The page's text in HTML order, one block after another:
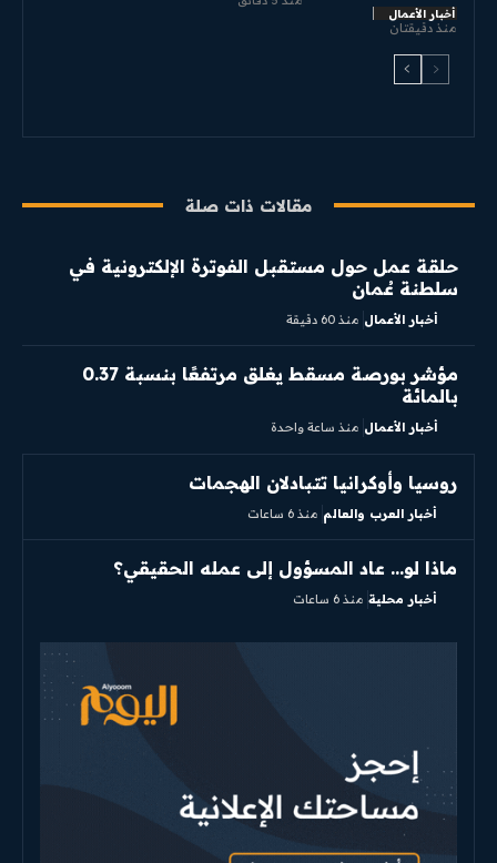
أخبار الأعمال
منذ دقيقتان
مقالات ذات صلة
حلقة عمل حول مستقبل الفوترة الإلكترونية في
سلطنة عُمان
أخبار الأعمال منذ 60 دقيقة
مؤشر بورصة مسقط يغلق مرتفعًا بنسبة 0.37
بالمائة
أخبار الأعمال منذ ساعة واحدة
روسيا وأوكرانيا تتبادلان الهجمات
أخبار العرب والعالم منذ 6 ساعات
ماذا لو… عاد المسؤول إلى عمله الحقيقي؟
أخبار محلية منذ 6 ساعات